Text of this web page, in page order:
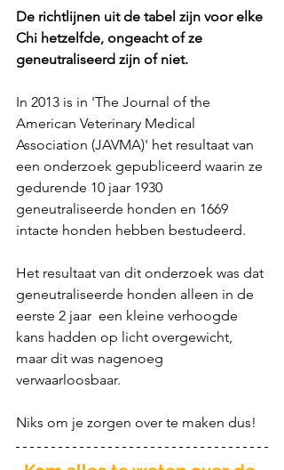
De richtlijnen uit de tabel zijn voor elke
Chi hetzelfde, ongeacht of ze
geneutraliseerd zijn of niet.
In 2013 is in 'The Journal of the
American Veterinary Medical
Association (JAVMA)' het resultaat van
een onderzoek gepubliceerd waarin ze
gedurende 10 jaar 1930
geneutraliseerde honden en 1669
intacte honden hebben bestudeerd.
Het resultaat van dit onderzoek was dat
geneutraliseerde honden alleen in de
eerste 2 jaar  een kleine verhoogde
kans hadden op licht overgewicht,
maar dit was nagenoeg
verwaarloosbaar.
Niks om je zorgen over te maken dus!